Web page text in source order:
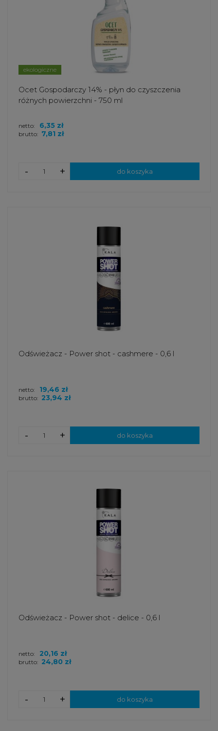
ekologiczne
Ocet Gospodarczy 14% - płyn do czyszczenia
różnych powierzchni - 750 ml
brutto: 7,81 zł
netto: 6,35 zł
+
- do koszyka
Odświeżacz - Power shot - cashmere - 0,6 l
brutto: 23,94 zł
netto: 19,46 zł
+
- do koszyka
Odświeżacz - Power shot - delice - 0,6 l
brutto: 24,80 zł
netto: 20,16 zł
+
- do koszyka